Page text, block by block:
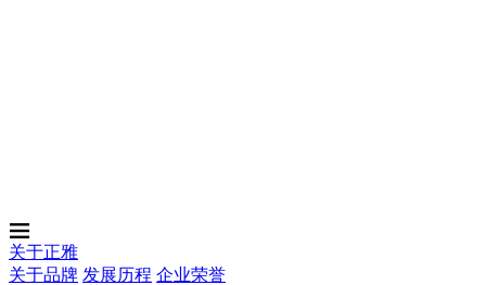
关于正雅
关于品牌 发展历程 企业荣誉